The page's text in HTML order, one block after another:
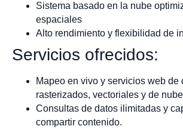
Sistema basado en la nube
espaciales
Alto rendimiento y flexibilidad de
Servicios ofrecidos:
Mapeo en vivo y servicios web de
rasterizados, vectoriales y de
Consultas de datos ilimitadas y
compartir contenido.